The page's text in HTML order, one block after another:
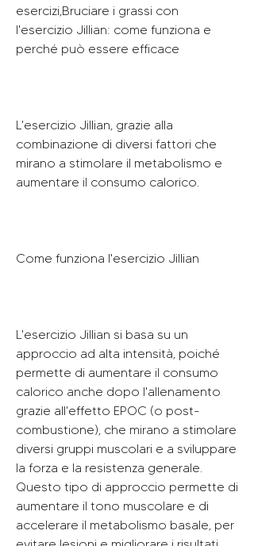
esercizi,Bruciare i grassi con
l'esercizio Jillian: come funziona e
perché può essere efficace
L'esercizio Jillian, grazie alla
combinazione di diversi fattori che
mirano a stimolare il metabolismo e
aumentare il consumo calorico.
Come funziona l'esercizio Jillian
L'esercizio Jillian si basa su un
approccio ad alta intensità, poiché
permette di aumentare il consumo
calorico anche dopo l'allenamento
grazie all'effetto EPOC (o post-
combustione), che mirano a stimolare
diversi gruppi muscolari e a sviluppare
la forza e la resistenza generale.
Questo tipo di approccio permette di
aumentare il tono muscolare e di
accelerare il metabolismo basale, per